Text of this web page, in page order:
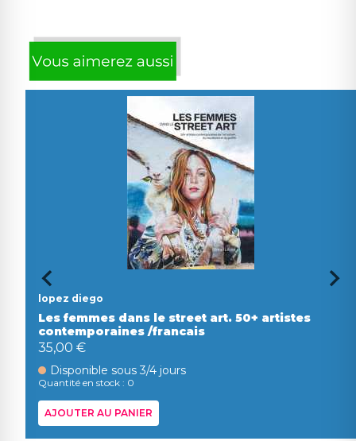
lopez diego
Les femmes dans le street art. 50+ artistes
contemporaines /francais
35,00 €
Disponible sous 3/4 jours
Quantité en stock : 0
AJOUTER AU PANIER